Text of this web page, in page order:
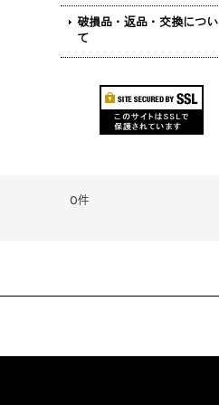
破損品・返品・交換につい
て
0件